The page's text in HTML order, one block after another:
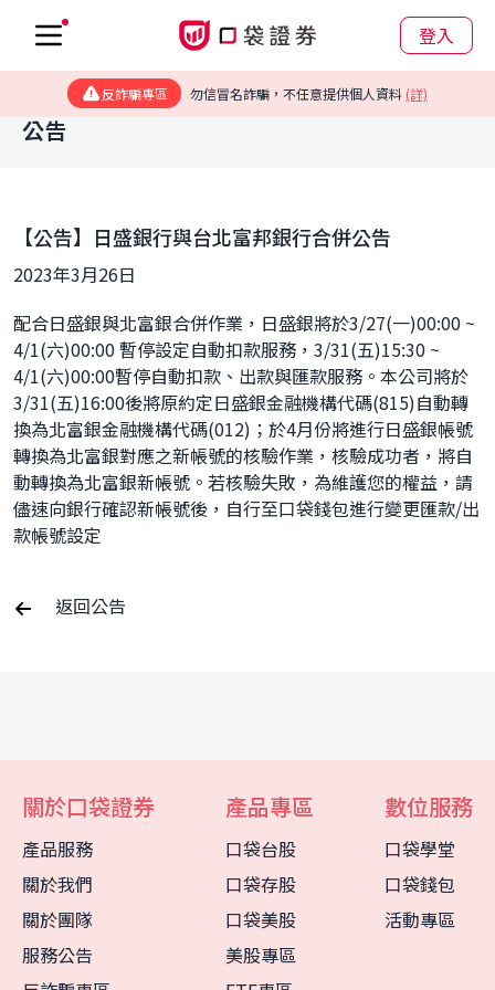
登入
反詐騙專區 勿信冒名詐騙，不任意提供個人資料 (詳)
客服中心智能客服
公告
【公告】日盛銀行與台北富邦銀行合併公告
2023年3月26日
配合日盛銀與北富銀合併作業，日盛銀將於3/27(一)00:00 ~
4/1(六)00:00 暫停設定自動扣款服務，3/31(五)15:30 ~
4/1(六)00:00暫停自動扣款、出款與匯款服務。本公司將於
3/31(五)16:00後將原約定日盛銀金融機構代碼(815)自動轉
換為北富銀金融機構代碼(012)；於4月份將進行日盛銀帳號
轉換為北富銀對應之新帳號的核驗作業，核驗成功者，將自
動轉換為北富銀新帳號。若核驗失敗，為維護您的權益，請
儘速向銀行確認新帳號後，自行至口袋錢包進行變更匯款/出
款帳號設定
返回公告
關於口袋證券
產品服務
關於我們
關於團隊
服務公告
產品專區
口袋台股
口袋存股
口袋美股
美股專區
數位服務
口袋學堂
口袋錢包
活動專區